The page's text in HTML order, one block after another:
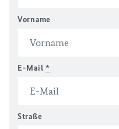
Vorname
E-Mail *
Straße